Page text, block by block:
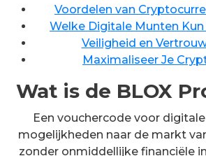
Voordelen van
Welke Digitale Munten
Veiligheid en
Maximaliseer Je
Wat is de BLOX
Een vouchercode voor
mogelijkheden naar de markt
zonder onmiddellijke financiële